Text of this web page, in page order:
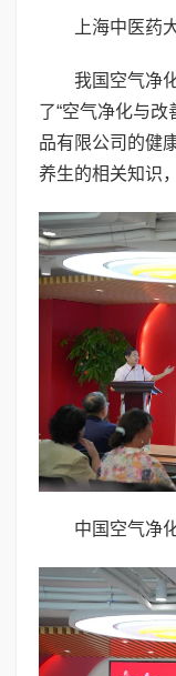
上海中医药
我国空气净
了“空气净化与改
品有限公司的健
养生的相关知识
中国空气净